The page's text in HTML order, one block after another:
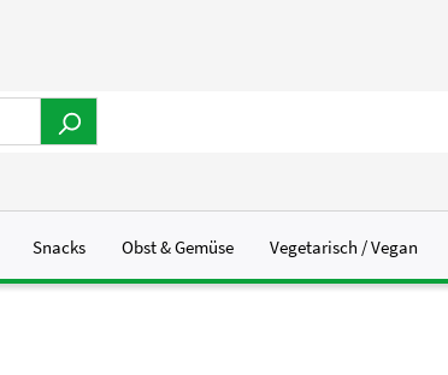
Snacks Obst & Gemüse Vegetarisch / Vegan